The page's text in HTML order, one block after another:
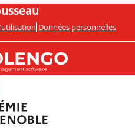
Données personnelles